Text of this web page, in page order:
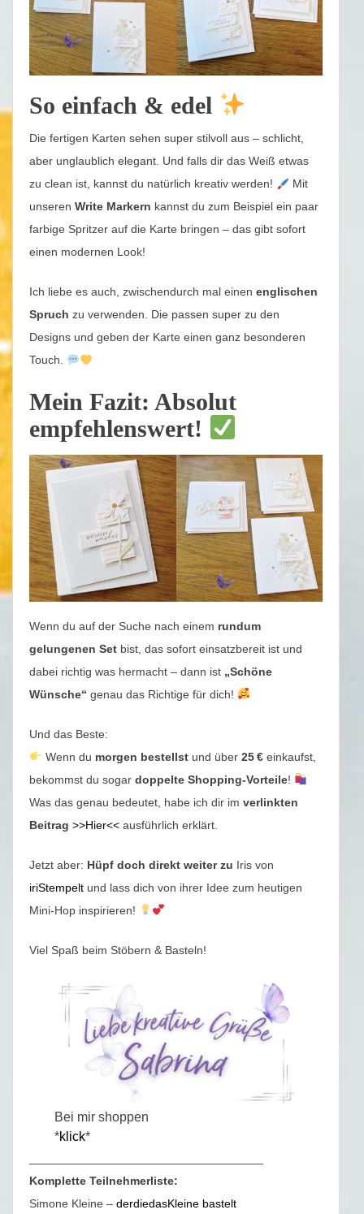
So einfach & edel
Die fertigen Karten sehen super stilvoll aus – schlicht,
aber unglaublich elegant. Und falls dir das Weiß etwas
zu clean ist, kannst du natürlich kreativ werden!
Mit
unseren Write Markern kannst du zum Beispiel ein paar
farbige Spritzer auf die Karte bringen – das gibt sofort
einen modernen Look!
Ich liebe es auch, zwischendurch mal einen englischen
Spruch zu verwenden. Die passen super zu den
Designs und geben der Karte einen ganz besonderen
Touch.
Mein Fazit: Absolut
empfehlenswert!
Wenn du auf der Suche nach einem rundum
gelungenen Set bist, das sofort einsatzbereit ist und
dabei richtig was hermacht – dann ist „Schöne
Wünsche“ genau das Richtige für dich!
Und das Beste:
Wenn du morgen bestellstund über 25 €einkaufst,
bekommst du sogar doppelte Shopping-Vorteile!
Was das genau bedeutet, habe ich dir im verlinkten
Beitrag >>Hier<< ausführlich erklärt.
Jetzt aber: Hüpf doch direkt weiter zu Iris von
iriStempelt und lass dich von ihrer Idee zum heutigen
Mini-Hop inspirieren!
Viel Spaß beim Stöbern & Basteln!
Bei mir shoppen
*klick*
Komplette Teilnehmerliste:
Simone Kleine – derdiedasKleine bastelt